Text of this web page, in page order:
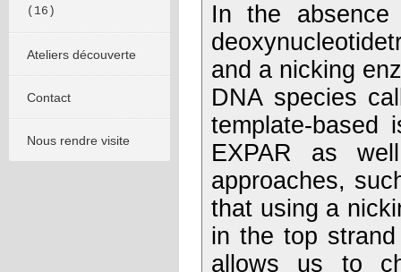
(16)
Ateliers découverte
Contact
Nous rendre visite
In the
and a nicking
DNA species
template-based
EXPAR as
approaches,
that using a
in the top
allows us to